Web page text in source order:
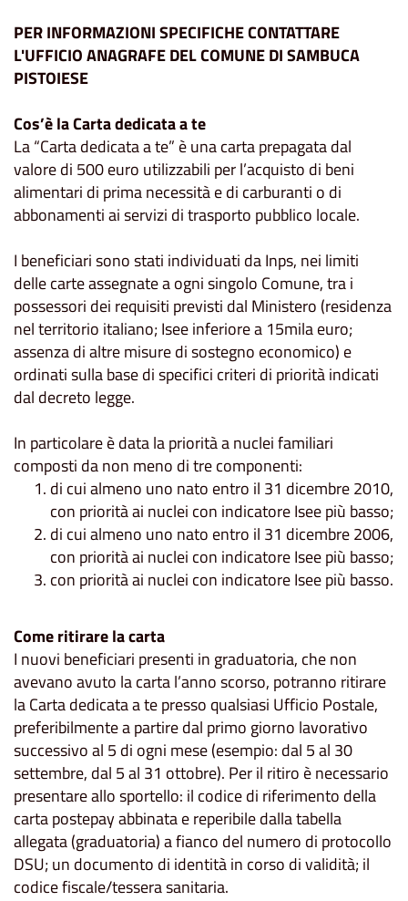
PER INFORMAZIONI SPECIFICHE CONTATTARE
L'UFFICIO ANAGRAFE DEL COMUNE DI SAMBUCA
PISTOIESE
Cos’è la Carta dedicata a te
La “Carta dedicata a te” è una carta prepagata dal
valore di 500 euro utilizzabili per l’acquisto di beni
alimentari di prima necessità e di carburanti o di
abbonamenti ai servizi di trasporto pubblico locale.
I beneficiari sono stati individuati da Inps, nei limiti
delle carte assegnate a ogni singolo Comune, tra i
possessori dei requisiti previsti dal Ministero (residenza
nel territorio italiano; Isee inferiore a 15mila euro;
assenza di altre misure di sostegno economico) e
ordinati sulla base di specifici criteri di priorità indicati
dal decreto legge.
In particolare è data la priorità a nuclei familiari
composti da non meno di tre componenti:
di cui almeno uno nato entro il 31 dicembre 2010,
con priorità ai nuclei con indicatore Isee più basso;
di cui almeno uno nato entro il 31 dicembre 2006,
con priorità ai nuclei con indicatore Isee più basso;
con priorità ai nuclei con indicatore Isee più basso.
Come ritirare la carta
I nuovi beneficiari presenti in graduatoria, che non
avevano avuto la carta l’anno scorso, potranno ritirare
la Carta dedicata a te presso qualsiasi Ufficio Postale,
preferibilmente a partire dal primo giorno lavorativo
successivo al 5 di ogni mese (esempio: dal 5 al 30
settembre, dal 5 al 31 ottobre). Per il ritiro è necessario
presentare allo sportello: il codice di riferimento della
carta postepay abbinata e reperibile dalla tabella
allegata (graduatoria) a fianco del numero di protocollo
DSU; un documento di identità in corso di validità; il
codice fiscale/tessera sanitaria.